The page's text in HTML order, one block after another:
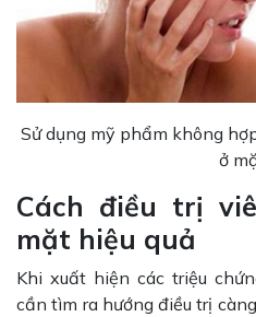
Sử dụng mỹ phẩm không
ở
Cách điều trị
mặt hiệu quả
Khi xuất hiện các triệu
cần tìm ra hướng điều trị